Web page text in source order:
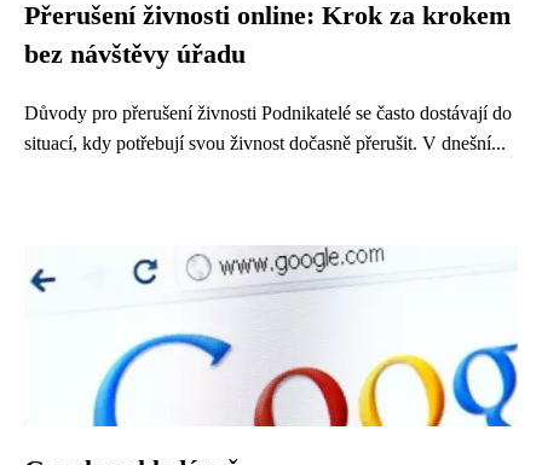
Přerušení živnosti online: Krok za krokem
bez návštěvy úřadu
Důvody pro přerušení živnosti Podnikatelé se často dostávají do
situací, kdy potřebují svou živnost dočasně přerušit. V dnešní...